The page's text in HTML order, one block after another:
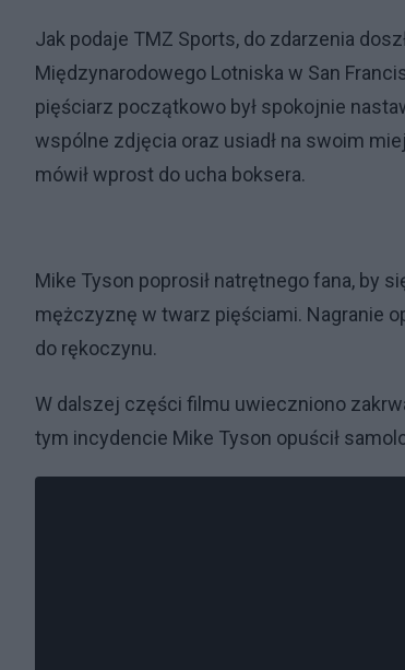
Jak podaje TMZ Sports, do zdarzenia
Międzynarodowego Lotniska w San
pięściarz początkowo był spokojnie
wspólne zdjęcia oraz usiadł na swoim
mówił wprost do ucha boksera.
Mike Tyson poprosił natrętnego fana, by
mężczyznę w twarz pięściami. Nagranie
do rękoczynu.
W dalszej części filmu uwieczniono
tym incydencie Mike Tyson opuścił